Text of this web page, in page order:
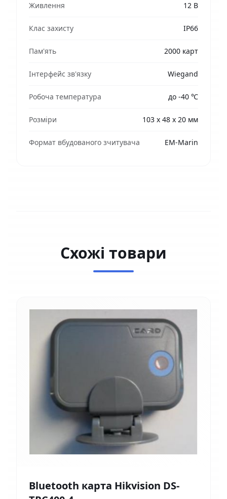
Живлення 12 В
Клас захисту IP66
Пам'ять 2000 карт
Інтерфейс зв'язку Wiegand
Робоча температура до -40 ℃
Розміри 103 х 48 х 20 мм
Формат вбудованого зчитувача EM-Marin
Схожі товари
Bluetooth карта Hikvision DS-